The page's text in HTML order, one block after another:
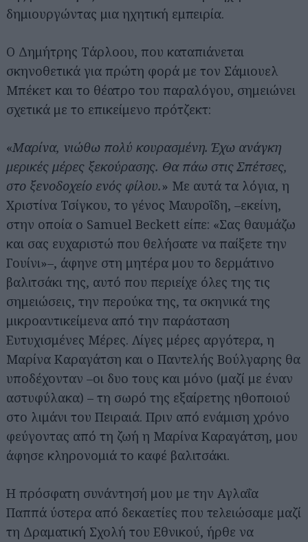
δημιουργώντας μια ηχητική εμπειρία.
Ο Δημήτρης Τάρλοου, που καταπιάνεται
σκηνοθετικά για πρώτη φορά με τον Σάμιουελ
Μπέκετ και το θέατρο του παραλόγου, σημειώνει
σχετικά με το επικείμενο πρότζεκτ:
«Μαρίνα, νιώθω πολύ κουρασμένη. Έχω ανάγκη
μερικές μέρες ξεκούρασης. Θα πάω στις Σπέτσες,
στο ξενοδοχείο ενός φίλου.» Με αυτά τα λόγια, η
Χριστίνα Τσίγκου, το γένος Μαυροΐδη, –εκείνη,
στην οποία ο Samuel Beckett είπε: «Σας θαυμάζω
και σας ευχαριστώ που θελήσατε να παίξετε την
Γουίνι»–, άφηνε στη μητέρα μου το δερμάτινο
βαλιτσάκι της, αυτό που περιείχε όλες της τις
σημειώσεις, την περούκα της, τα σκηνικά της
μικροαντικείμενα από την παράσταση
Ευτυχισμένες Μέρες. Λίγες μέρες αργότερα, η
Μαρίνα Καραγάτση και ο Παντελής Βούλγαρης θα
υποδέχονταν –οι δυο τους και μόνο (μαζί με έναν
αστυφύλακα) – τη σωρό της εξαίρετης ηθοποιού
στο λιμάνι του Πειραιά. Πριν από ενάμιση χρόνο
φεύγοντας από τη ζωή η Μαρίνα Καραγάτση, μου
άφησε κληρονομιά το καφέ βαλιτσάκι.
Η πρόσφατη συνάντησή μου με την Αγλαΐα
Παππά ύστερα από δεκαετίες που τελειώσαμε μαζί
τη Δραματική Σχολή του Εθνικού, ήρθε να